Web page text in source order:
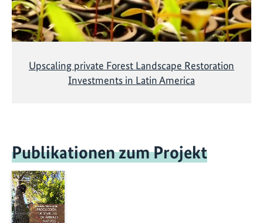
Upscaling private Forest Landscape Restoration
Investments in Latin America
Publikationen zum Projekt